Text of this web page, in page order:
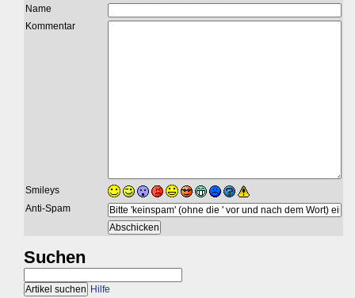
Name
Kommentar
Smileys
Anti-Spam
Suchen
Hilfe